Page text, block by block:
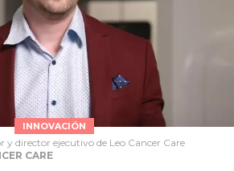
INNOVACIÓN
y director ejecutivo de Leo Cancer Care
CARE